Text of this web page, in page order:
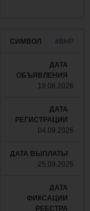
#BHP
19.08.2026
04.09.2026
25.09.2026